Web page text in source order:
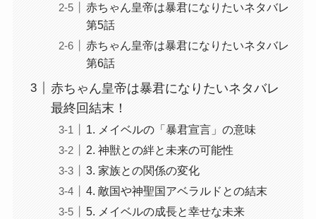
赤ちゃん皇帝は暴君になりたいネタバレ
第5話
赤ちゃん皇帝は暴君になりたいネタバレ
第6話
赤ちゃん皇帝は暴君になりたいネタバレ
最終回結末！
1. メイベルの「暴君宣言」の意味
2. 神獣との絆と未来の可能性
3. 家族との関係の変化
4. 敵国や神聖国アベラルドとの結末
5. メイベルの成長と幸せな未来